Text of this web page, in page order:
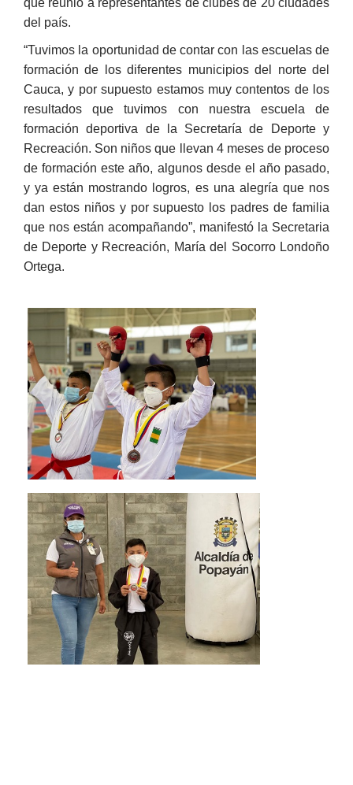
del país.
“Tuvimos la oportunidad de contar con las escuelas de
formación de los diferentes municipios del norte del
Cauca, y por supuesto estamos muy contentos de los
resu​ltados que tuvimos con nuestra escuela de
formación deportiva de la Secretaría de Deporte y
Recreación. Son niños que llevan 4 meses de proceso
de formación este año, algunos desde el año pasado,
y ya están mostrando logros, es una alegría que nos
dan estos niños y por supuesto los padres de familia
que nos están acompañando”, manifestó la Secretaria
de Deporte y Recreación, María del Socorro Londoño
Ortega.